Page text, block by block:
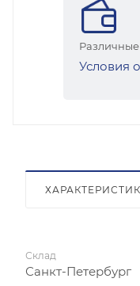
Условия
Склад
Санкт-Петербург